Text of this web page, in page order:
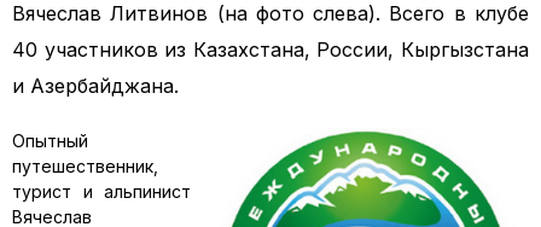
Вячеслав Лит­винов (на фото слева). Всего в клубе
40 участников из Казахстана, России, Кыргыз­стана
и Азербайджана.
Опытный
путешественник,
турист и альпинист
Вячеслав